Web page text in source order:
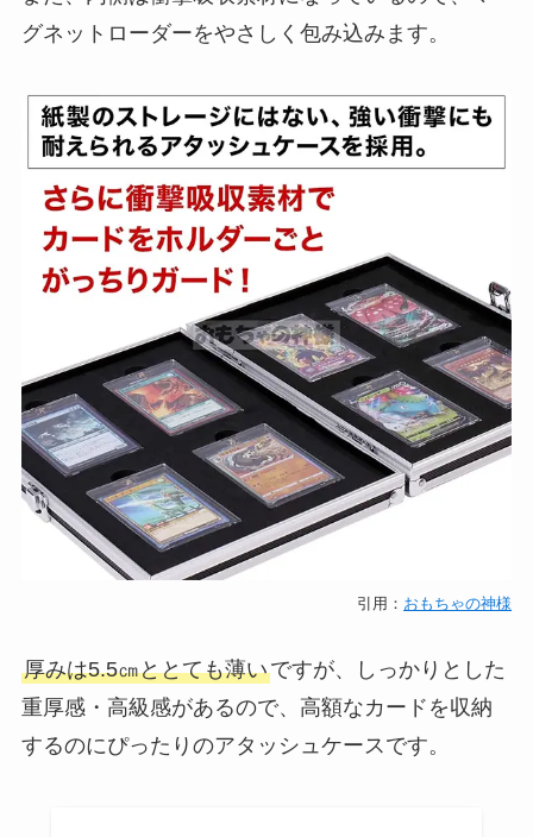
グネットローダーをやさしく包み込みます。
引用： おもちゃの神様
厚みは5.5㎝ととても薄いですが、しっかりとした
重厚感・高級感があるので、高額なカードを収納
するのにぴったりのアタッシュケースです。